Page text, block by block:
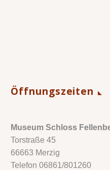
Öffnungszeiten
Museum Schloss
Torstraße 45
66663 Merzig
Telefon 06861/801260